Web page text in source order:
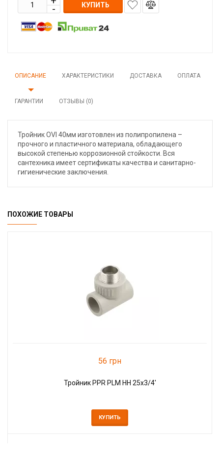
КУПИТЬ
ОПИСАНИЕ ХАРАКТЕРИСТИКИ ДОСТАВКА ОПЛАТА
ГАРАНТИИ ОТЗЫВЫ (0)
Тройник OVI 40мм изготовлен из полипропилена –
прочного и пластичного материала, обладающего
высокой степенью коррозионной стойкости. Вся
сантехника имеет сертификаты качества и санитарно-
гигиенические заключения.
ПОХОЖИЕ ТОВАРЫ
56 грн
Тройник PPR PLM НН 25х3/4'
КУПИТЬ